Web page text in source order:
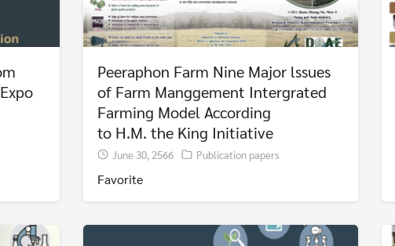
Peeraphon Farm Nine Major lssues
of Farm Manggement Intergrated
Farming Model According
to H.M. the King Initiative
June 30, 2566 Publication papers
Favorite